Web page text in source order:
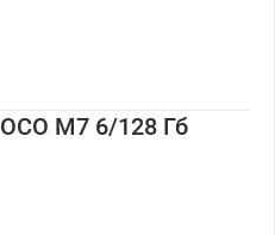
M7 6/128 Гб